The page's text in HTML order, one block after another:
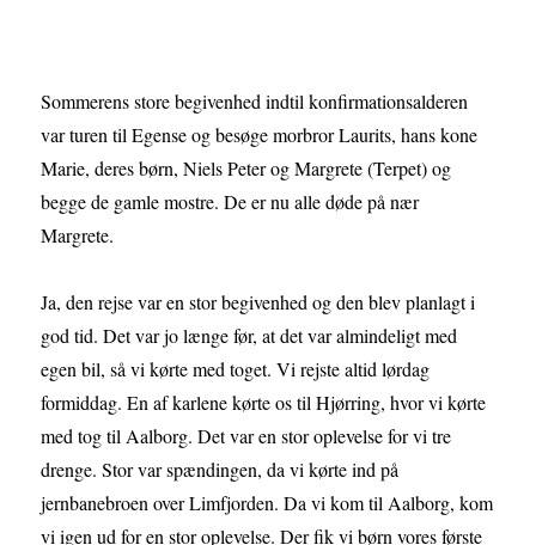
Sommerens store begivenhed indtil konfirmationsalderen
var turen til Egense og besøge morbror Laurits, hans kone
Marie, deres børn, Niels Peter og Margrete (Terpet) og
begge de gamle mostre. De er nu alle døde på nær
Margrete.
Ja, den rejse var en stor begivenhed og den blev planlagt i
god tid. Det var jo længe før, at det var almindeligt med
egen bil, så vi kørte med toget. Vi rejste altid lørdag
formiddag. En af karlene kørte os til Hjørring, hvor vi kørte
med tog til Aalborg. Det var en stor oplevelse for vi tre
drenge. Stor var spændingen, da vi kørte ind på
jernbanebroen over Limfjorden. Da vi kom til Aalborg, kom
vi igen ud for en stor oplevelse. Der fik vi børn vores første